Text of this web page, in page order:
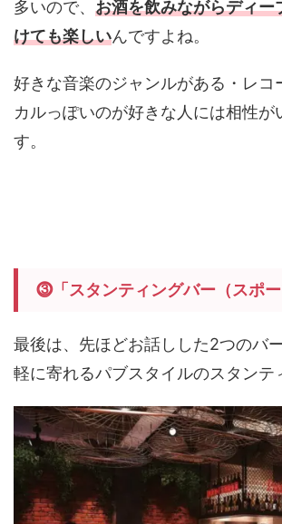
多いので、 お酒を飲みながらディー
けても楽しいんですよね。
好きな音楽のジャンルがある・レコ
カルっぽいのが好きな人には相性が
す。
⓷「スタンティングバー（スポー
最後は、先ほどお話しした2つのバ
軽に寄れるパブスタイルのスタンテ